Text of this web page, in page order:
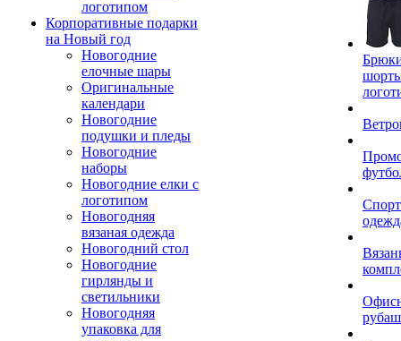
логотипом
Корпоративные подарки
на Новый год
Новогодние
елочные шары
Оригинальные
календари
Новогодние
подушки и пледы
Новогодние
наборы
Новогодние елки с
логотипом
Новогодняя
вязаная одежда
Новогодний стол
Новогодние
гирлянды и
светильники
Новогодняя
упаковка для